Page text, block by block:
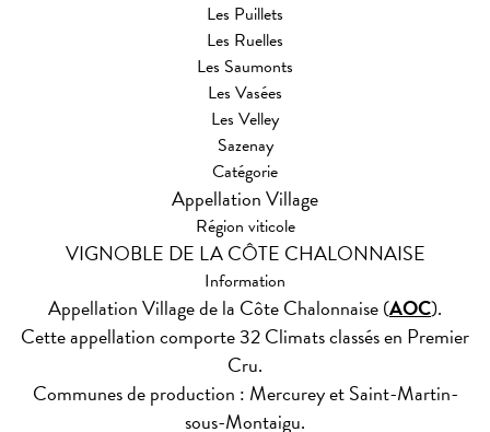
Les Puillets
Les Ruelles
Les Saumonts
Les Vasées
Les Velley
Sazenay
Catégorie
Appellation Village
Région viticole
VIGNOBLE DE LA CÔTE CHALONNAISE
Information
Appellation Village de la Côte Chalonnaise (AOC).
Cette appellation comporte 32 Climats classés en Premier
Cru.
Communes de production : Mercurey et Saint-Martin-
sous-Montaigu.